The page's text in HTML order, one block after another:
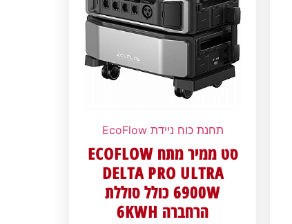
תחנת כוח ניידת EcoFlow
סט ממיר מתח ECOFLOW
DELTA PRO ULTRA
6900W כולל סוללת
הרחברה 6KWH